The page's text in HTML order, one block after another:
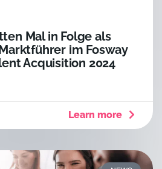
Mal in Folge als
im Fosway
Acquisition 2024
Learn more